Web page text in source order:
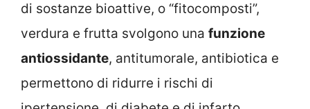
di sostanze bioattive, o “fitocomposti”,
verdura e frutta svolgono una funzione
antiossidante, antitumorale, antibiotica e
permettono di ridurre i rischi di